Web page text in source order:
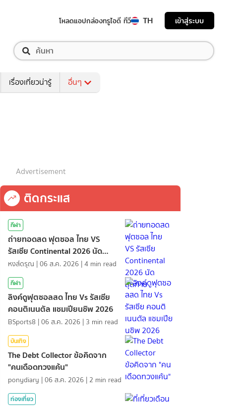
โหลดแอปกล่องทรูไอดี ทีวี TH เข้าสู่ระบบ
เรื่องเที่ยวน่ารู้ อื่นๆ
Advertisement
ติดกระแส
กีฬา
ถ่ายทอดสด ฟุตซอล ไทย VS
รัสเซีย Continental 2026 นัด
สุดท้าย
หงส์ดรุณ |06 ส.ค. 2026 |4 min read
กีฬา
ลิงค์ดูฟุตซอลสด ไทย Vs รัสเซีย
คอนติเนนตัล แชมเปียนชิพ 2026
BSports8 |06 ส.ค. 2026 | 3 min read
บันเทิง
The Debt Collector ข้อคิดจาก
"คนเดือดทวงแค้น"
ponydiary |06 ส.ค. 2026 | 2 min read
ท่องเที่ยว